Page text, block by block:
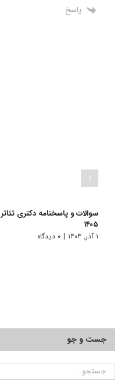
پاسخ
سوالات و پاسخنامه دکتری تئاتر
۱۴۰۵
۱ آذر, ۱۴۰۴ | ۰ دیدگاه
جست و جو
جستجو